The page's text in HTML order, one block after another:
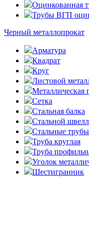
Оцинкованная
Трубы ВГП
Черный металлопрокат
Арматура
Квадрат
Круг
Листовой
Металлическая
Сетка
Стальная балка
Стальной
Стальные трубы
Труба круглая
Труба
Уголок
Шестигранник